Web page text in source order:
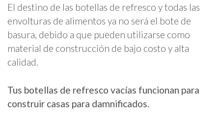
El destino de las botellas de refresco y todas las
envolturas de alimentos ya no será el bote de
basura, debido a que pueden utilizarse como
material de construcción de bajo costo y alta
calidad.
Tus botellas de refresco vacías funcionan para
construir casas para damnificados.